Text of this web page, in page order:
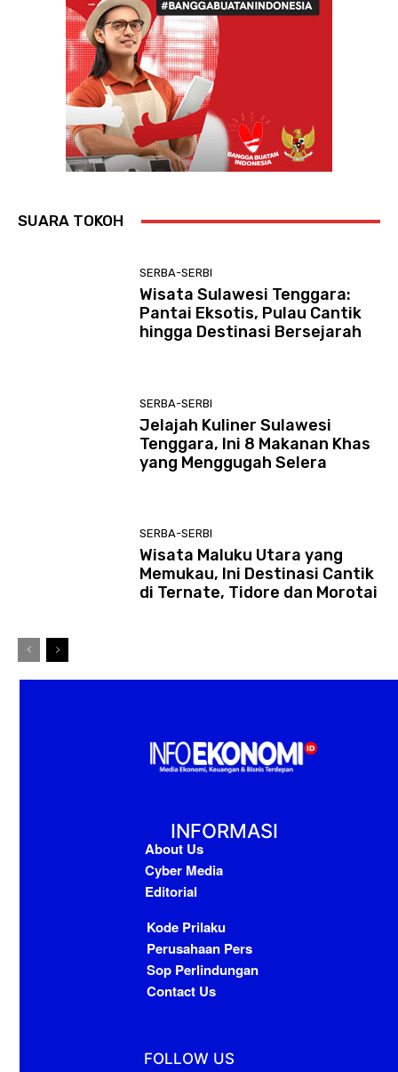
SUARA TOKOH
SERBA-SERBI
Wisata Sulawesi Tenggara:
Pantai Eksotis, Pulau Cantik
hingga Destinasi Bersejarah
SERBA-SERBI
Jelajah Kuliner Sulawesi
Tenggara, Ini 8 Makanan Khas
yang Menggugah Selera
SERBA-SERBI
Wisata Maluku Utara yang
Memukau, Ini Destinasi Cantik
di Ternate, Tidore dan Morotai
INFORMASI
About Us
Cyber Media
Editorial
Kode Prilaku
Perusahaan Pers
Sop Perlindungan
Contact Us
FOLLOW US